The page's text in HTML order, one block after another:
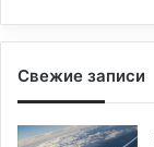
Свежие записи